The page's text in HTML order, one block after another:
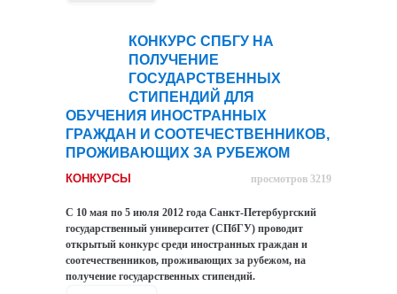
КОНКУРС СПБГУ НА
ПОЛУЧЕНИЕ
ГОСУДАРСТВЕННЫХ
СТИПЕНДИЙ ДЛЯ
ОБУЧЕНИЯ ИНОСТРАННЫХ
ГРАЖДАН И СООТЕЧЕСТВЕННИКОВ,
ПРОЖИВАЮЩИХ ЗА РУБЕЖОМ
КОНКУРСЫ просмотров 3219
С 10 мая по 5 июля 2012 года Санкт-Петербургский
государственный университет (СПбГУ) проводит
открытый конкурс среди иностранных граждан и
соотечественников, проживающих за рубежом, на
получение государственных стипендий.